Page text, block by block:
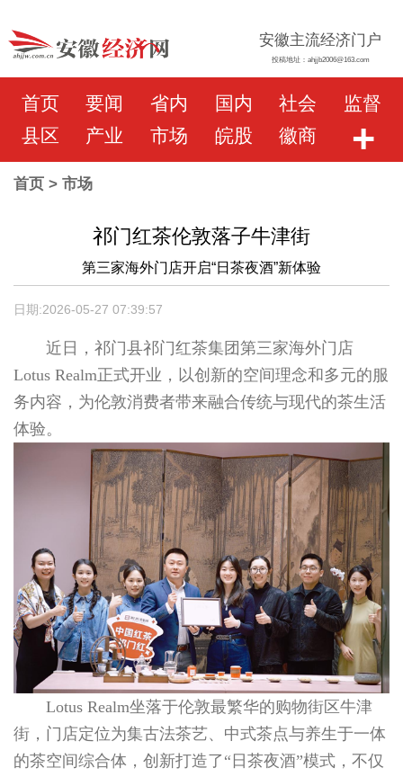
安徽主流经济门户
投稿地址：ahjjb2006@163.com
首页 要闻 省内 国内 社会
监督
县区
产业 市场 皖股 徽商 +
首页> 市场
祁门红茶伦敦落子牛津街
第三家海外门店开启“日茶夜酒”新体验
日期:2026-05-27 07:39:57
近日，祁门县祁门红茶集团第三家海外门店
Lotus Realm正式开业，以创新的空间理念和多元的服
务内容，为伦敦消费者带来融合传统与现代的茶生活
体验。
Lotus Realm坐落于伦敦最繁华的购物街区牛津
街，门店定位为集古法茶艺、中式茶点与养生于一体
的茶空间综合体，创新打造了“日茶夜酒”模式，不仅